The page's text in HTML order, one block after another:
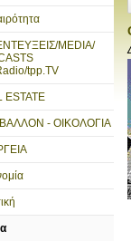
MEDIA/
tpp.TV
ESTATE
- ΟΙΚΟΛΟΓΙΑ